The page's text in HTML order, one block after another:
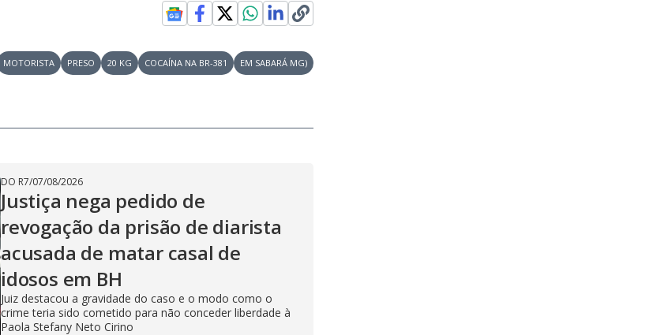
MOTORISTA PRESO 20 KG COCAÍNA NA BR-381 EM SABARÁ MG)
DO R7/07/08/2026
Justiça nega pedido de
revogação da prisão de diarista
acusada de matar casal de
idosos em BH
Juiz destacou a gravidade do caso e o modo como o
crime teria sido cometido para não conceder liberdade à
Paola Stefany Neto Cirino